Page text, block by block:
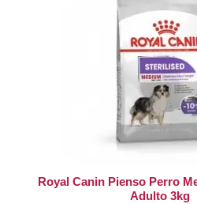
Royal Canin Pienso Perro
Adulto 3kg